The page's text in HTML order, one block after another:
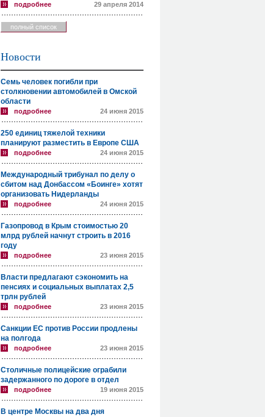
подробнее 29 апреля 2014
полный список
Новости
Семь человек погибли при
столкновении автомобилей в Омской
области
подробнее 24 июня 2015
250 единиц тяжелой техники
планируют разместить в Европе США
подробнее 24 июня 2015
Международный трибунал по делу о
сбитом над Донбассом «Боинге» хотят
организовать Нидерланды
подробнее 24 июня 2015
Газопровод в Крым стоимостью 20
млрд рублей начнут строить в 2016
году
подробнее 23 июня 2015
Власти предлагают сэкономить на
пенсиях и социальных выплатах 2,5
трлн рублей
подробнее 23 июня 2015
Санкции ЕС против России продлены
на полгода
подробнее 23 июня 2015
Столичные полицейские ограбили
задержанного по дороге в отдел
подробнее 19 июня 2015
В центре Москвы на два дня